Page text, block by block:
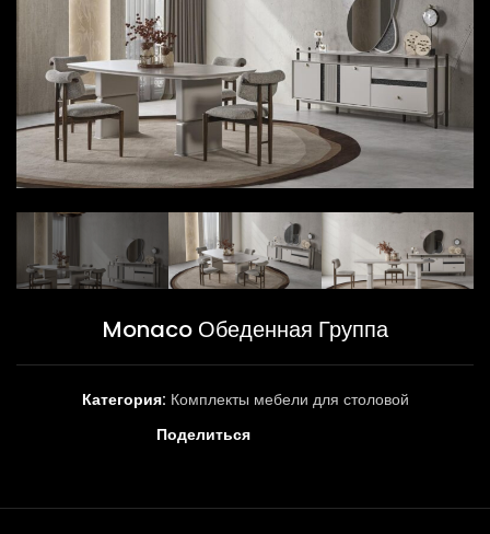
Monaco Обеденная Группа
Категория: Комплекты мебели для столовой
Поделиться